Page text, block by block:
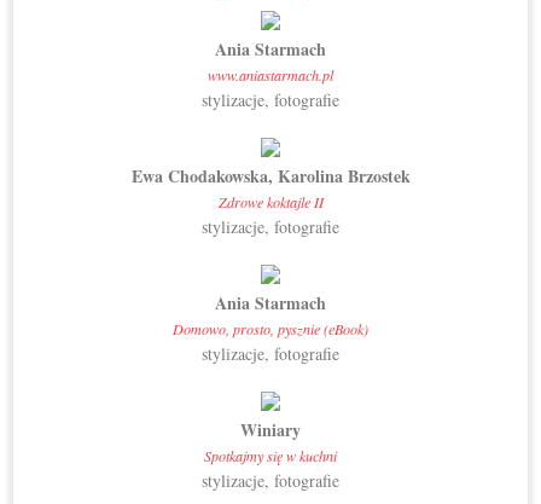
Ania Starmach
www.aniastarmach.pl
stylizacje, fotografie
Ewa Chodakowska, Karolina Brzostek
Zdrowe koktajle II
stylizacje, fotografie
Ania Starmach
Domowo, prosto, pysznie (eBook)
stylizacje, fotografie
Winiary
Spotkajmy się w kuchni
stylizacje, fotografie